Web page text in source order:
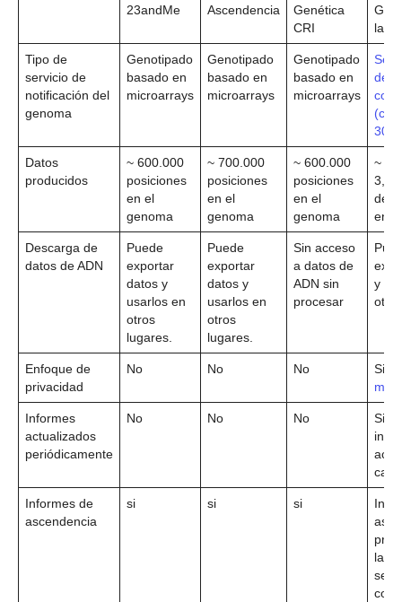
23andMe Ascendencia
Genética
CRI
la
Tipo de
servicio de
notificación del
genoma
Genotipado
basado en
microarrays
Genotipado
basado en
microarrays
Genotipado
basado en
microarrays
del
30x)
Datos
producidos
~ 600.000
posiciones
en el
genoma
~ 700.000
posiciones
en el
genoma
~ 600.000
posiciones
en el
genoma
~
de
en
Descarga de
datos de ADN
Puede
exportar
datos y
usarlos en
otros
lugares.
Puede
exportar
datos y
usarlos en
otros
lugares.
Sin acceso
a datos de
ADN sin
procesar
y
Enfoque de
privacidad
No No No Si (
más
Informes
actualizados
periódicamente
No No No
Si.
Informes de
ascendencia
si si si
la